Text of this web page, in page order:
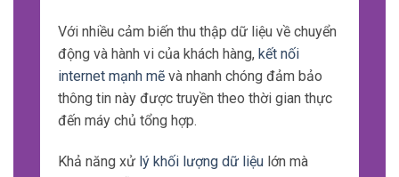
Với nhiều cảm biến thu thập dữ liệu về chuyển
động và hành vi của khách hàng, kết nối
internet mạnh mẽ và nhanh chóng đảm bảo
thông tin này được truyền theo thời gian thực
đến máy chủ tổng hợp.
Khả năng xử lý khối lượng dữ liệu lớn mà